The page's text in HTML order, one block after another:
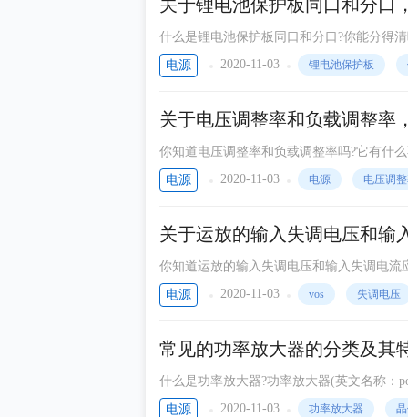
关于锂电池保护板同口和分口
什么是锂电池保护板同口和分口?你能分得
证各单体电池之间的电压差异小于设定值(
电源 2020-11-03 锂电池保护板
关于电压调整率和负载调整率
你知道电压调整率和负载调整率吗?它有什
因数时的电压之差与该绕组满载电压的比
电源 2020-11-03 电源 电压调
关于运放的输入失调电压和输
你知道运放的输入失调电压和输入失调电
电压也应该等于 0V。但事实上，输出端总
电源 2020-11-03 vos 失调电压
常见的功率放大器的分类及其
什么是功率放大器?功率放大器(英文名称：
大功率输出以驱动某一负载(例如扬声器)的
电源 2020-11-03 功率放大器